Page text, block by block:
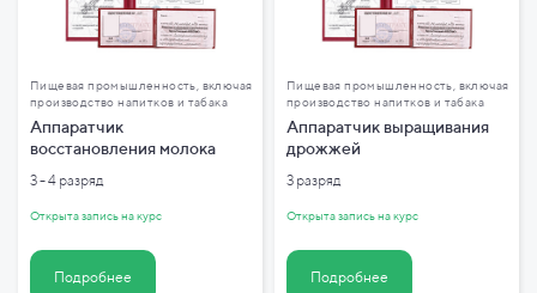
Пищевая промышленность, включая
производство напитков и табака
Аппаратчик
восстановления молока
3 - 4 разряд
Открыта запись на курс
Подробнее
Пищевая промышленность, включая
производство напитков и табака
Аппаратчик выращивания
дрожжей
3 разряд
Открыта запись на курс
Подробнее